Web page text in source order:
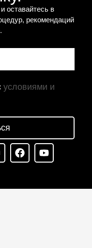
оставайтесь в
рекомендаций
условиями и